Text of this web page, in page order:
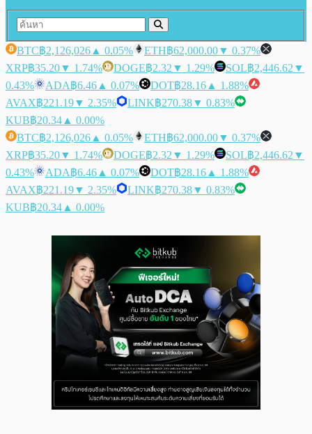
BTC฿2,126,026 ▲ 0.05% ETH฿62,000.00▼ 0.37%
XRP฿35.20▼ 1.74% DOGE฿2.32 ▼ 1.29% SOL฿2,446.62 ▼
0.43%
ADA฿6.46 ▲ 0.07% DOT฿28.16 ▲ 1.88%
AVAX฿221.19▼ 2.35% LINK฿270.38▼ 0.83%
KUB฿20.34 ▲ 0.00%
BTC฿2,126,026 ▲ 0.05% ETH฿62,000.00▼ 0.37%
XRP฿35.20▼ 1.74% DOGE฿2.32 ▼ 1.29% SOL฿2,446.62 ▼
0.43%
ADA฿6.46 ▲ 0.07% DOT฿28.16 ▲ 1.88%
AVAX฿221.19▼ 2.35% LINK฿270.38▼ 0.83%
KUB฿20.34 ▲ 0.00%